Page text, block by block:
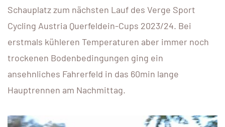
Schauplatz zum nächsten Lauf des Verge Sport
Cycling Austria Querfeldein-Cups 2023/24. Bei
erstmals kühleren Temperaturen aber immer noch
trockenen Bodenbedingungen ging ein
ansehnliches Fahrerfeld in das 60min lange
Hauptrennen am Nachmittag.